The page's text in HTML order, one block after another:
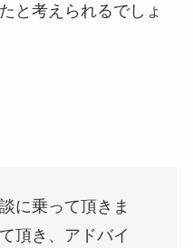
と考えられるでしょ
に乗って頂きま
頂き、アドバイ